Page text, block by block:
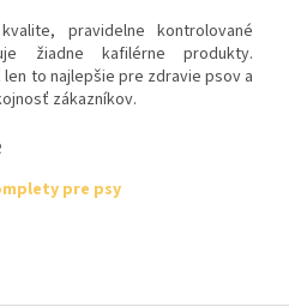
pravidelne kontrolované
žiadne kafilérne produkty.
to najlepšie pre zdravie psov a
zákazníkov.
pre psy